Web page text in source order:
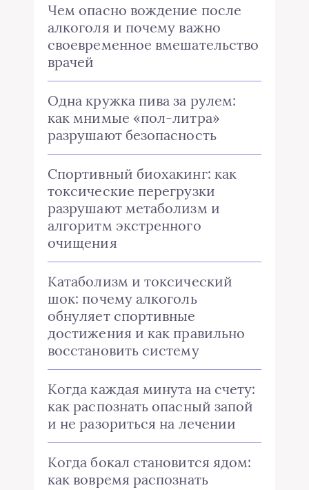
Чем опасно вождение после
алкоголя и почему важно
своевременное вмешательство
врачей
Одна кружка пива за рулем:
как мнимые «пол-литра»
разрушают безопасность
Спортивный биохакинг: как
токсические перегрузки
разрушают метаболизм и
алгоритм экстренного
очищения
Катаболизм и токсический
шок: почему алкоголь
обнуляет спортивные
достижения и как правильно
восстановить систему
Когда каждая минута на счету:
как распознать опасный запой
и не разориться на лечении
Когда бокал становится ядом:
как вовремя распознать